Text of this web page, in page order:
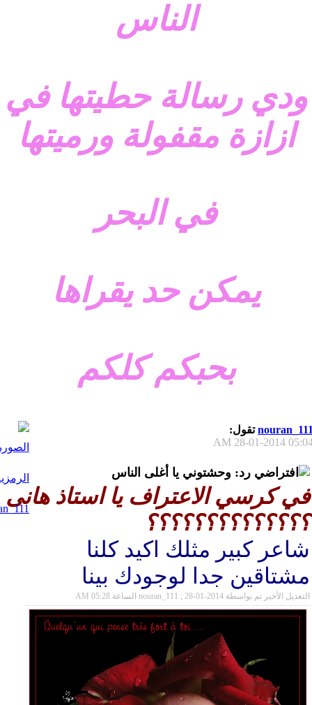
الناس
ودي رسالة حطيتها في
ازازة مقفولة ورميتها
في البحر
يمكن حد يقراها
بحبكم كلكم
تقول:
28-01-2014 05:04
رد: وحشتوني يا أغلى الناس
في كرسي الاعتراف يا استاذ هانى
؟؟؟؟؟؟؟؟؟؟؟؟؟؟
شاعر كبير مثلك اكيد كلنا
مشتاقين جدا لوجودك بينا
التعديل الأخير تم بواسطة nouran_111 ; 28-01-2014 الساعة 05:28 AM